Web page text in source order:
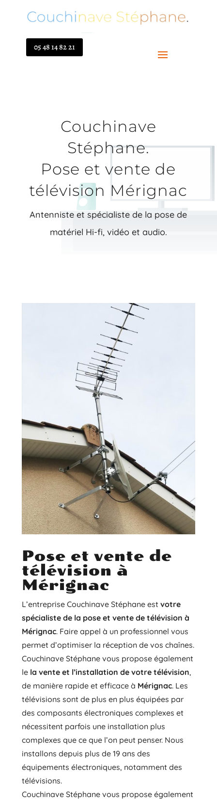
05 48 14 82 21
Couchinave
Stéphane.
Pose et vente de
télévision Mérignac
Antenniste et spécialiste de la pose de
matériel Hi-fi, vidéo et audio.
Pose et vente de
télévision à
Mérignac
L’entreprise Couchinave Stéphane est votre
spécialiste de la pose et vente de télévision à
Mérignac. Faire appel à un professionnel vous
permet d’optimiser la réception de vos chaînes.
Couchinave Stéphane vous propose également
le la vente et l’installation de votre télévision,
de manière rapide et efficace à Mérignac. Les
télévisions sont de plus en plus équipées par
des composants électroniques complexes et
nécessitent parfois une installation plus
complexes que ce que l’on peut penser. Nous
installons depuis plus de 19 ans des
équipements électroniques, notamment des
télévisions.
Couchinave Stéphane vous propose également